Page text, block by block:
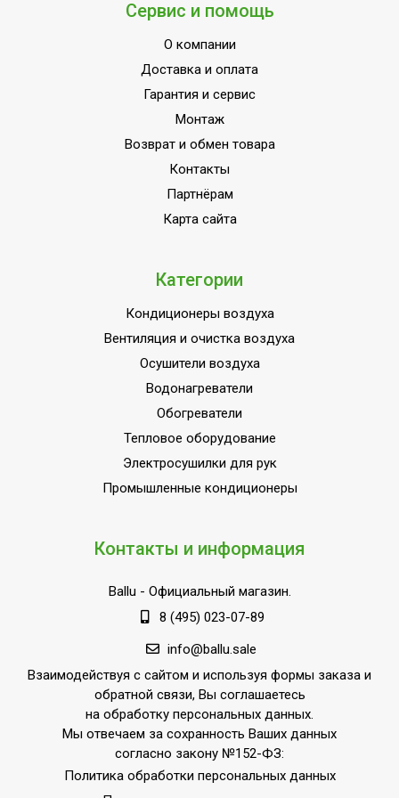
Цифровой дисплей
Нет
3
Индикация включения
Горизонтальное
Набор крепежных
элементов в комплекте
Нет
ПЛОЩАДЬ ПОМЕЩЕНИЯ
Материал корпуса Нержавеющая сталь
Защита от перегрева
Да (при использовании
терморегулятора)
Полупромышленное
оборудование (для
использования)
пылевлагозащищенности
IP20
обогрева, кВт
3,00
Страна производства
РОССИЯ
Поворотный кронштейн
Нет
Выносной термостат
Доп.опция
Сервис и помощь
О компании
Доставка и оплата
Гарантия и сервис
Монтаж
Возврат и обмен товара
Контакты
Партнёрам
Карта сайта
Категории
Кондиционеры воздуха
Вентиляция и очистка воздуха
Осушители воздуха
Водонагреватели
Обогреватели
Тепловое оборудование
Электросушилки для рук
Промышленные кондиционеры
Контакты и информация
Ballu - Официальный магазин.
8 (495) 023-07-89
info@ballu.sale
Взаимодействуя с сайтом и используя формы заказа и
обратной связи, Вы соглашаетесь
на обработку персональных данных.
Мы отвечаем за сохранность Ваших данных
согласно закону №152-ФЗ:
Политика обработки персональных данных